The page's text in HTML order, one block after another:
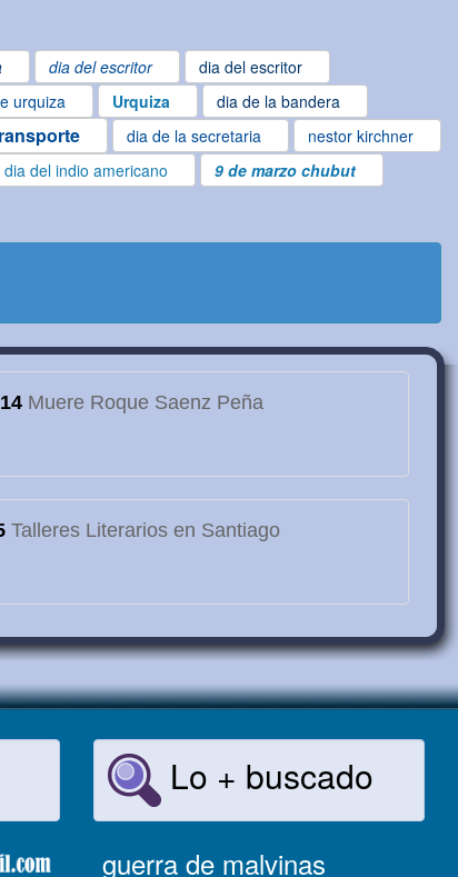
dia del escritor
dia del escritor
urquiza Urquiza dia de la bandera
dia de la secretaria
nestor kirchner
dia del indio americano
9 de marzo chubut
Muere Roque Saenz Peña
Talleres Literarios en Santiago
Lo + buscado
guerra de malvinas